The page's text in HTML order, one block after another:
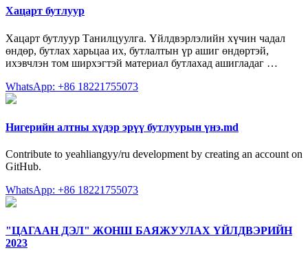
Хацарт бутлуур
Хацарт бутлуур Танилцуулга. Үйлдвэрлэлийн хүчин чадал
өндөр, бутлах харьцаа их, бутлалтын үр ашиг өндөртэй,
ихэвчлэн том ширхэгтэй материал бутлахад ашигладаг …
WhatsApp: +86 18221755073
Нигерийн алтны хүдэр эрүү бутлуурын үнэ.md
Contribute to yeahliangyy/ru development by creating an account on
GitHub.
WhatsApp: +86 18221755073
"ЦАГААН ДЭЛ" ЖОНШ БАЯЖУУЛАХ ҮЙЛДВЭРИЙН
2023